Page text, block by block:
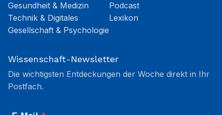
Gesundheit & Medizin
Technik & Digitales
Gesellschaft & Psychologie
Podcast
Lexikon
Wissenschaft-Newsletter
Die wichtigsten Entdeckungen der Woche direkt in Ihr
Postfach.